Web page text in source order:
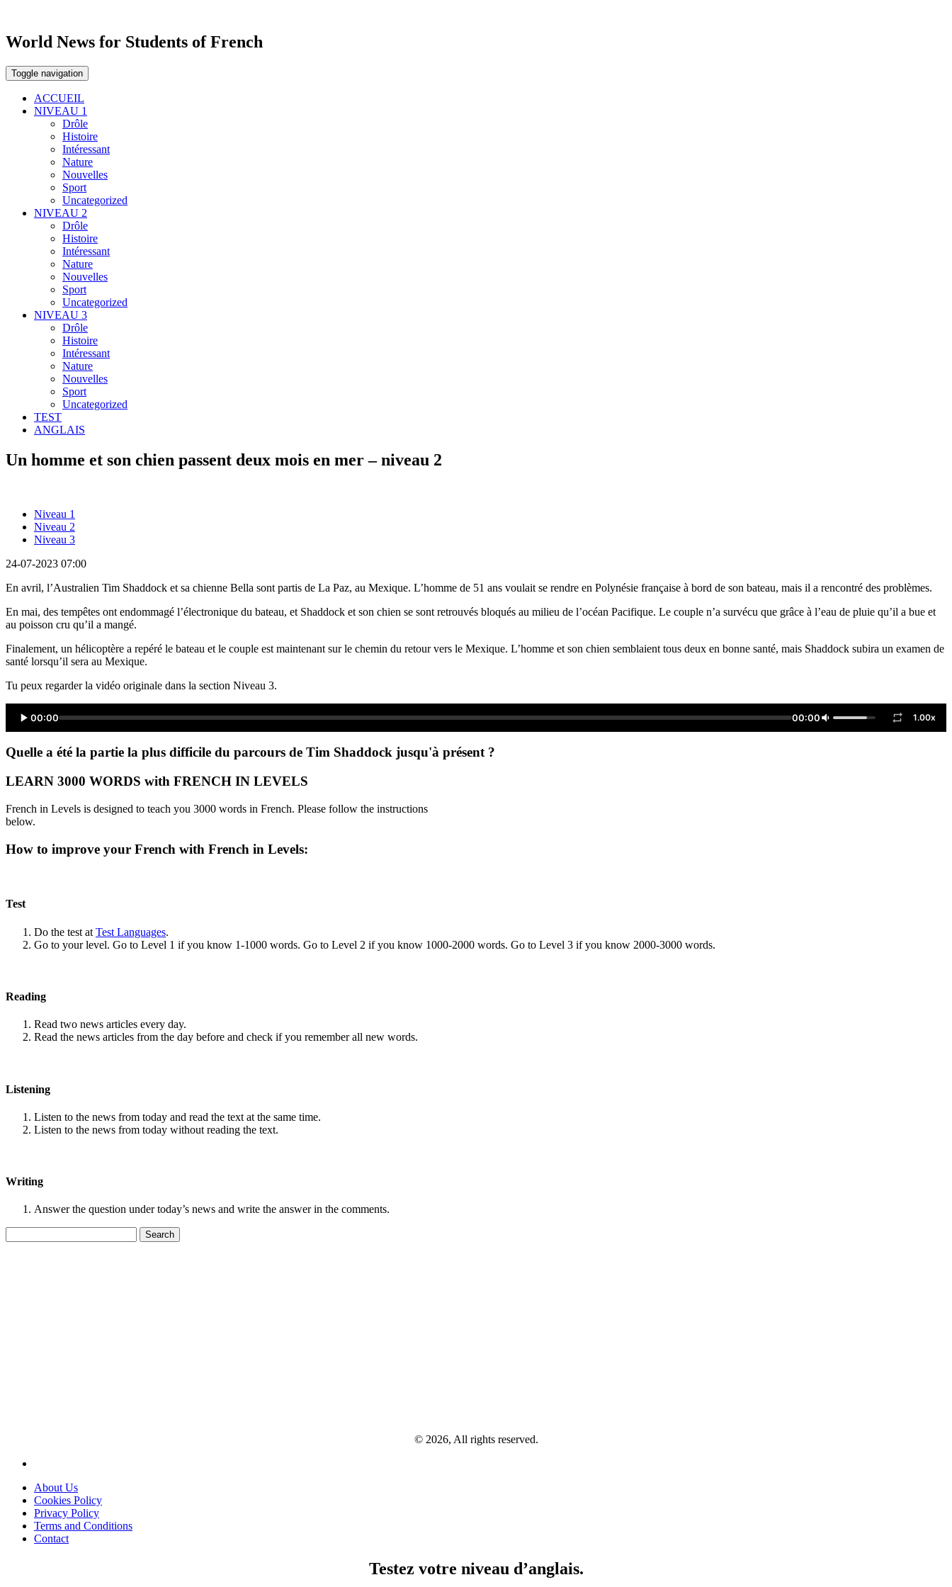
World News for Students of French
Toggle navigation
ACCUEIL
NIVEAU 1
Drôle
Histoire
Intéressant
Nature
Nouvelles
Sport
Uncategorized
NIVEAU 2
Drôle
Histoire
Intéressant
Nature
Nouvelles
Sport
Uncategorized
NIVEAU 3
Drôle
Histoire
Intéressant
Nature
Nouvelles
Sport
Uncategorized
TEST
ANGLAIS
Un homme et son chien passent deux mois en mer – niveau 2
Niveau 1
Niveau 2
Niveau 3
24-07-2023 07:00
En avril, l’Australien Tim Shaddock et sa chienne Bella sont partis de La Paz, au Mexique. L’homme de 51 ans voulait se rendre en Polynésie française à bord de son bateau, mais il a rencontré des problèmes.
En mai, des tempêtes ont endommagé l’électronique du bateau, et Shaddock et son chien se sont retrouvés bloqués au milieu de l’océan Pacifique. Le couple n’a survécu que grâce à l’eau de pluie qu’il a bue et
au poisson cru qu’il a mangé.
Finalement, un hélicoptère a repéré le bateau et le couple est maintenant sur le chemin du retour vers le Mexique. L’homme et son chien semblaient tous deux en bonne santé, mais Shaddock subira un examen de
santé lorsqu’il sera au Mexique.
Tu peux regarder la vidéo originale dans la section Niveau 3.
00:00 00:00 1.00x
Quelle a été la partie la plus difficile du parcours de Tim Shaddock jusqu'à présent ?
LEARN 3000 WORDS with FRENCH IN LEVELS
French in Levels is designed to teach you 3000 words in French. Please follow the instructions
below.
How to improve your French with French in Levels:
Test
Do the test at Test Languages.
Go to your level. Go to Level 1 if you know 1-1000 words. Go to Level 2 if you know 1000-2000 words. Go to Level 3 if you know 2000-3000 words.
Reading
Read two news articles every day.
Read the news articles from the day before and check if you remember all new words.
Listening
Listen to the news from today and read the text at the same time.
Listen to the news from today without reading the text.
Writing
Answer the question under today’s news and write the answer in the comments.
for:
© 2026, All rights reserved.
About Us
Cookies Policy
Privacy Policy
Terms and Conditions
Contact
Testez votre niveau d’anglais.